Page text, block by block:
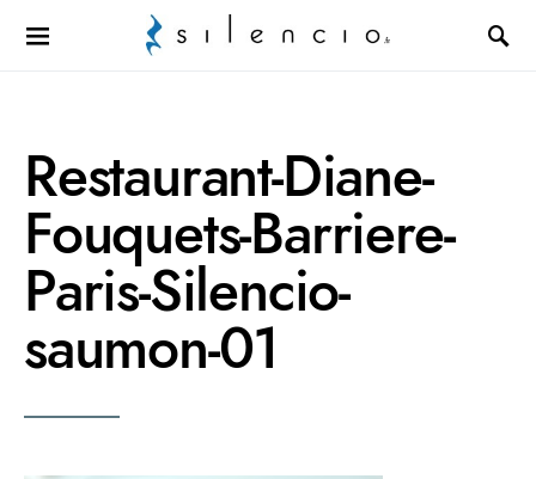
Search for:
Restaurant-Diane-
Fouquets-Barriere-
Paris-Silencio-
saumon-01